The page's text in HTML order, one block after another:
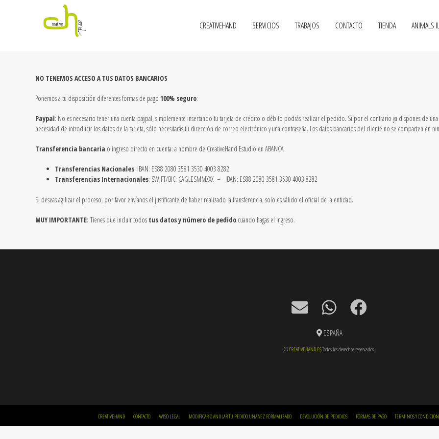
CREATIVEHAND SERVICIOS TRABAJOS CONTACTO TIENDA ANIMALS
NO TENEMOS ACCESO A TUS DATOS BANCARIOS
Ponemos a tu disposición diferentes formas de pago 100% seguro:
Paypal: No es necesario tener una cuenta paypal, simplemente insertando tu tarjeta de crédito o débito podrás realizar el pedido. Si por el contrario ya dispones de
necesidad de introducir los datos de la tarjeta, sólo necesitarás tu dirección de correo electrónico y una contraseña. Los datos bancarios del cliente no se comparten en
Transferencia bancaria o ingreso directo en cuenta: a nombre de CreativeHand Estudio en ABANCA
Transferencias Nacionales: IBAN: ES88 2080 3581 3530 4003 8282
Transferencias Internacionales: SWIFT/BIC: CAGLESMMXXX – IBAN: ES88 2080 3581 3530 4003 8282
Si deseas agilizar el proceso, por favor envíanos el justificante de haber realizado la transferencia, solo es válido el oficial de la entidad.
MUY IMPORTANTE: Tienes que incluir todos tus datos y número de pedido cuando hagas el ingreso.
ESPAÑA
©CREATIVEHAND.ESTodos los derechos reservados.
CREATIVEHAND CONTACTO AVISO LEGAL MODIFICAR O ANULAR TU PEDIDO UNA VEZ FORMALIZADO DEVOLUCIÓN DE PEDIDIOS FORMAS DE PAGO TERMINOS Y